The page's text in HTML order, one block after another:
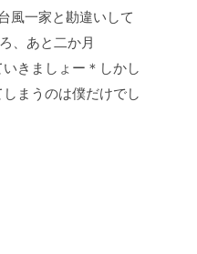
風一家と勘違いして
、あと二か月
きましょー＊しかし
まうのは僕だけでし